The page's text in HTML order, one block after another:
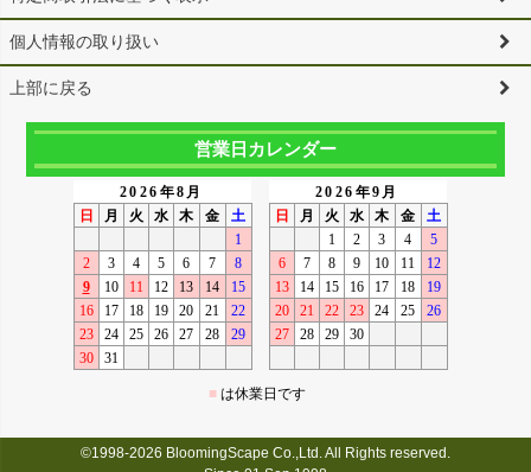
個人情報の取り扱い
上部に戻る
営業日カレンダー
©1998-2026 BloomingScape Co.,Ltd. All Rights reserved.